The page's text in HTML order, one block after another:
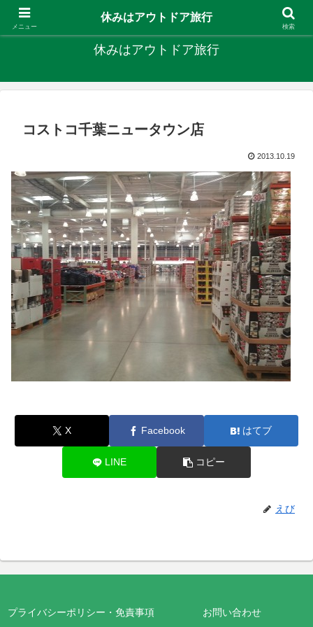
キャンプ、釣り、旅行など外遊びを楽しんでます
休みはアウトドア旅行
コストコ千葉ニュータウン店
2013.10.19
X Facebook はてブ
LINE コピー
えび
プライバシーポリシー・免責事項 お問い合わせ
メニュー
休みはアウトドア旅行
検索